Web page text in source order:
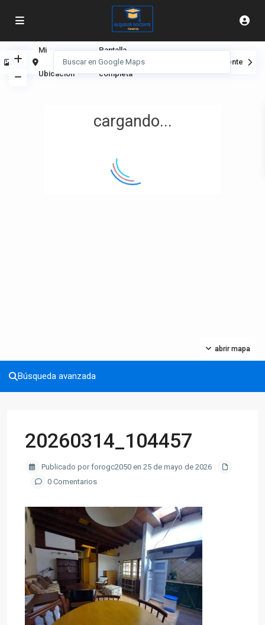
cargando...
abrir mapa
Ver
Mi
Ubicación
Pantalla
completa
Siguiente
Búsqueda avanzada
20260314_104457
Publicado por forogc2050 en 25 de mayo de 2026
0 Comentarios